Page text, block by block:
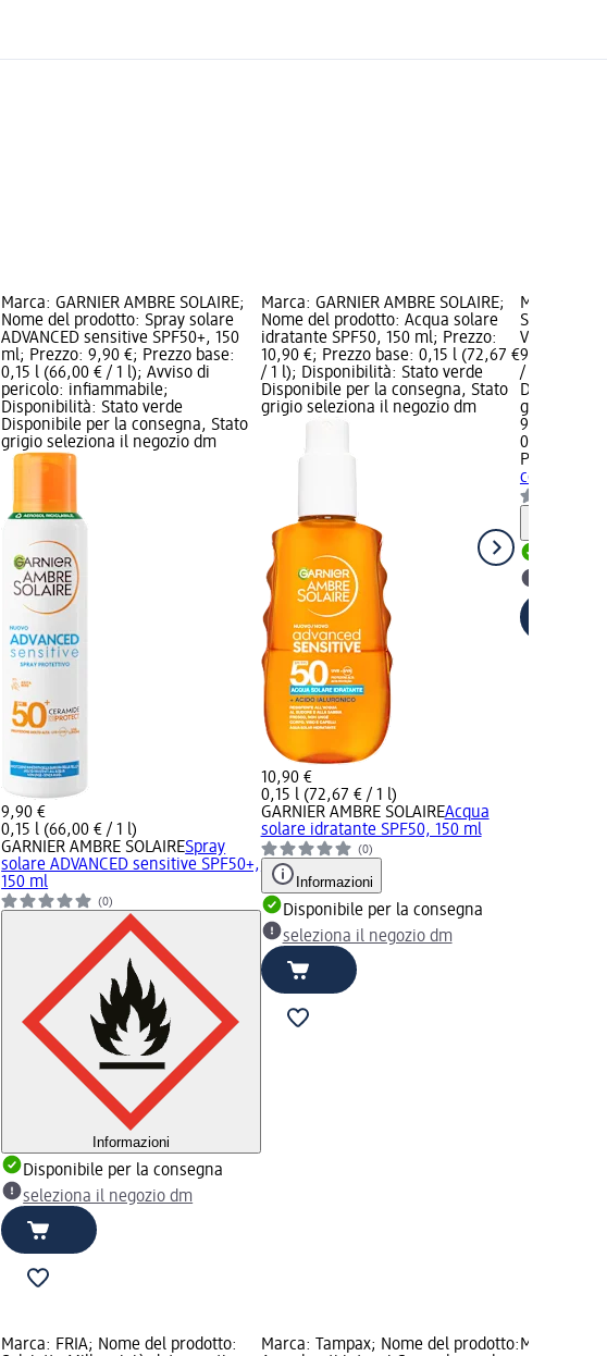
Marca: GARNIER AMBRE SOLAIRE;
Nome del prodotto: Spray solare
ADVANCED sensitive SPF50+, 150
ml; Prezzo: 9,90 €; Prezzo base:
0,15 l (66,00 € / 1 l); Avviso di
pericolo: infiammabile;
Disponibilità: Stato verde
Disponibile per la consegna, Stato
grigio seleziona il negozio dm
9,90 €
0,15 l (66,00 € / 1 l)
GARNIER AMBRE SOLAIRESpray
solare ADVANCED sensitive SPF50+,
150 ml
(0)
Informazioni
Disponibile per la consegna
seleziona il negozio dm
Marca: GARNIER AMBRE SOLAIRE;
Nome del prodotto: Acqua solare
idratante SPF50, 150 ml; Prezzo:
10,90 €; Prezzo base: 0,15 l (72,67 €
/ 1 l); Disponibilità: Stato verde
Disponibile per la consegna, Stato
grigio seleziona il negozio dm
10,90 €
0,15 l (72,67 € / 1 l)
GARNIER AMBRE SOLAIREAcqua
solare idratante SPF50, 150 ml
(0)
Informazioni
Disponibile per la consegna
seleziona il negozio dm
Marca:
Spray
Vitamina E
9,90 €;
/ 1 l);
Disponibile
grigio
9,90 €
0,15 l
PREP
con
Marca: FRIA; Nome del prodotto:
Marca: Tampax; Nome del prodotto: Marca: